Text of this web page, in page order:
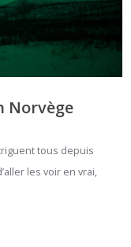
Norvège
tous depuis
les voir en vrai,